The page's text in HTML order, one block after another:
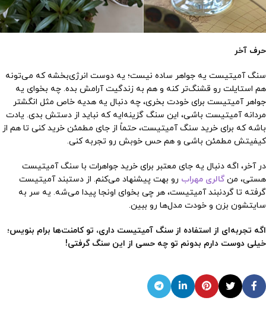
حرف آخر
سنگ آمیتیست یه جواهر ساده نیست؛ یه دوست انرژی‌بخشه که می‌تونه
هم استایلت رو قشنگ‌تر کنه و هم به زندگیت آرامش بده. چه بخوای یه
جواهر آمیتیست برای خودت بخری، چه دنبال یه هدیه خاص مثل انگشتر
مردانه آمیتیست باشی، این سنگ گزینه‌ایه که نباید از دستش بدی. یادت
باشه که برای خرید سنگ آمیتیست، حتماً از جای مطمئن خرید کنی تا هم از
کیفیتش مطمئن باشی و هم حس خوبش رو تجربه کنی.
در آخر، اگه دنبال یه جای معتبر برای خرید جواهرات با سنگ آمیتیست
هستی، منگالری مهراب رو بهت پیشنهاد می‌کنم. از دستبند آمیتیست
گرفته تا گردنبند آمیتیست، هر چی بخوای اونجا پیدا می‌شه. یه سر به
سایتشون بزن و خودت مدل‌ها رو ببین.
اگه تجربه‌ای از استفاده از سنگ آمیتیست داری، تو کامنت‌ها برام بنویس؛
خیلی دوست دارم بدونم تو چه حسی از این سنگ گرفتی!